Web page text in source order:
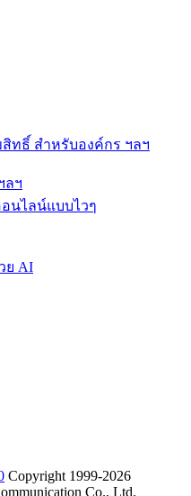
ลฯ
Copyright 1999-2026
Co., Ltd.